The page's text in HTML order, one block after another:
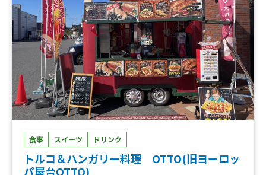
食事 スイーツ ドリンク
トルコ＆ハンガリー料理 OTTO(旧ヨーロッ
パ屋台OTTO)